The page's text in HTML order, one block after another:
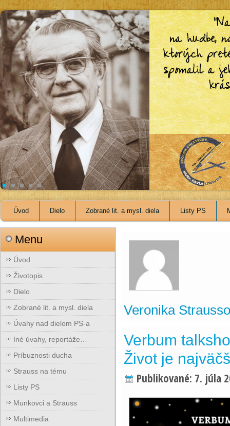
Úvod Dielo Zobrané lit. a mysl. diela Listy PS
Menu
Úvod
Životopis
Dielo
Zobrané lit. a mysl. diela
Úvahy nad dielom PS-a
Iné úvahy, reportáže…
Príbuznosti ducha
Strauss na tému
Listy PS
Munkovci a Strauss
Multimedia
Veronika
Verbum
Život je
Publikované: 7. júla